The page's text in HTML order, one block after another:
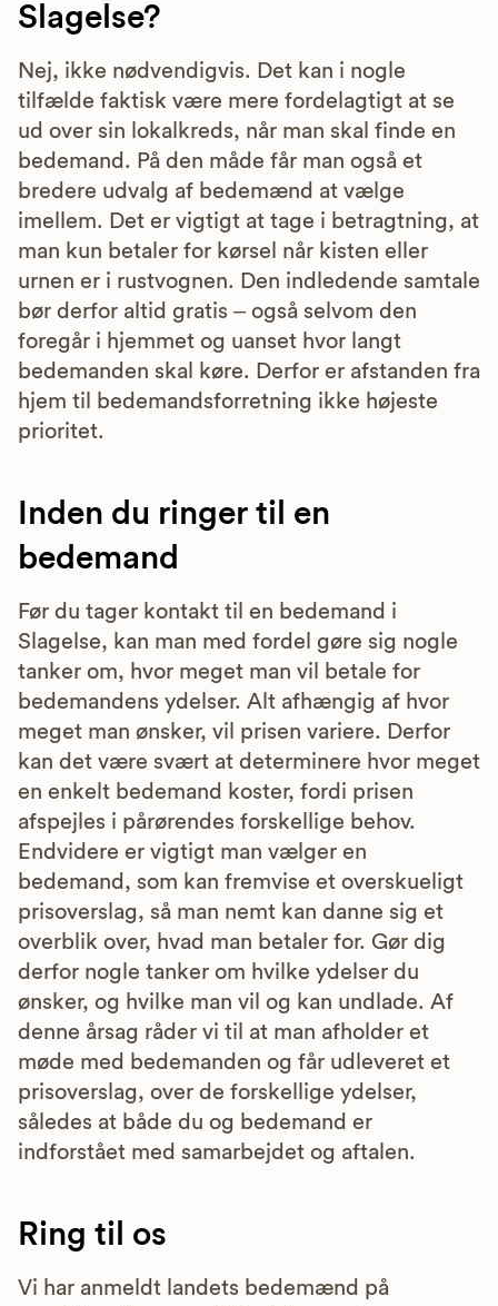
Slagelse?
Nej, ikke nødvendigvis. Det kan i nogle
tilfælde faktisk være mere fordelagtigt at se
ud over sin lokalkreds, når man skal finde en
bedemand. På den måde får man også et
bredere udvalg af bedemænd at vælge
imellem. Det er vigtigt at tage i betragtning, at
man kun betaler for kørsel når kisten eller
urnen er i rustvognen. Den indledende samtale
bør derfor altid gratis – også selvom den
foregår i hjemmet og uanset hvor langt
bedemanden skal køre. Derfor er afstanden fra
hjem til bedemandsforretning ikke højeste
prioritet.
Inden du ringer til en
bedemand
Før du tager kontakt til en bedemand i
Slagelse, kan man med fordel gøre sig nogle
tanker om, hvor meget man vil betale for
bedemandens ydelser. Alt afhængig af hvor
meget man ønsker, vil prisen variere. Derfor
kan det være svært at determinere hvor meget
en enkelt bedemand koster, fordi prisen
afspejles i pårørendes forskellige behov.
Endvidere er vigtigt man vælger en
bedemand, som kan fremvise et overskueligt
prisoverslag, så man nemt kan danne sig et
overblik over, hvad man betaler for. Gør dig
derfor nogle tanker om hvilke ydelser du
ønsker, og hvilke man vil og kan undlade. Af
denne årsag råder vi til at man afholder et
møde med bedemanden og får udleveret et
prisoverslag, over de forskellige ydelser,
således at både du og bedemand er
indforstået med samarbejdet og aftalen.
Ring til os
Vi har anmeldt landets bedemænd på